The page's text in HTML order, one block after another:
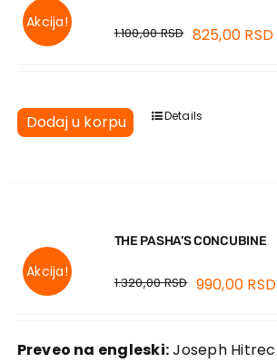
Akcija!
1.100,00RSD 825,00 RSD
Dodaj u korpu Details
Akcija!
THE PASHA’S CONCUBINE
1.320,00RSD 990,00 RSD
Preveo na engleski:Joseph Hitrec